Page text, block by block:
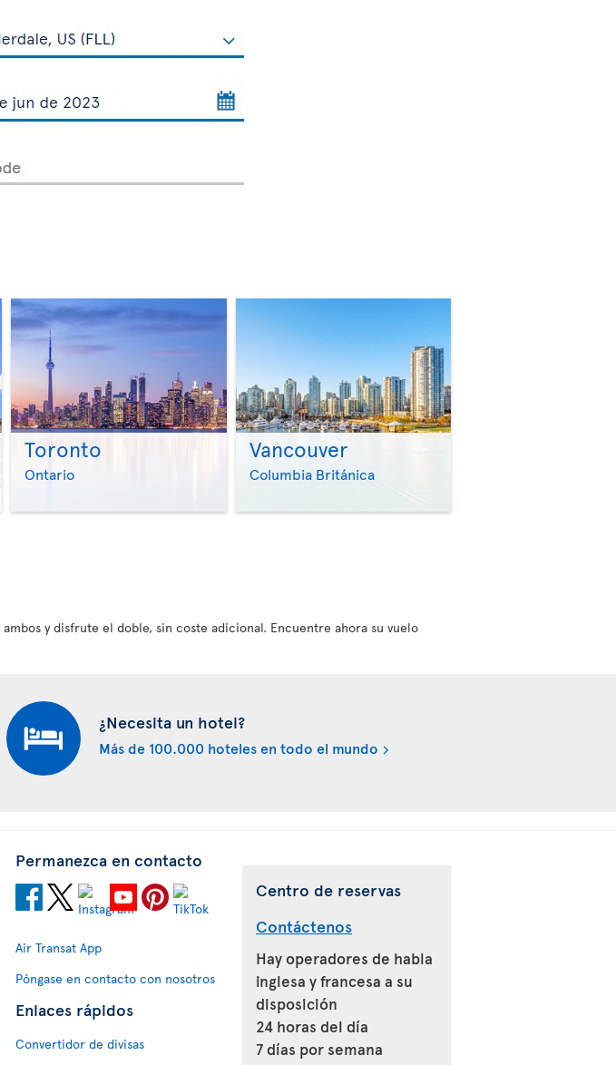
>
Toronto
Ontario >
Vancouver
Columbia Británica
ambos y disfrute el doble, sin coste adicional. Encuentre ahora su vuelo
¿Necesita un hotel?
Más de 100.000 hoteles en todo el mundo
Permanezca en contacto
Air Transat App
Póngase en contacto con nosotros
Enlaces rápidos
Convertidor de divisas
Centro de reservas
Contáctenos
Hay operadores de habla
inglesa y francesa a su
disposición
24 horas del día
7 días por semana